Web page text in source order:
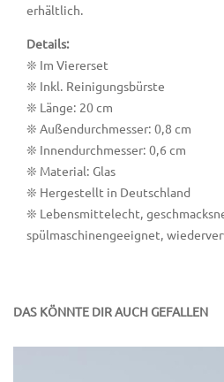
erhältlich.
Details:
❊ Im Viererset
❊ Inkl. Reinigungsbürste
❊ Länge: 20 cm
❊ Außendurchmesser: 0,8 cm
❊ Innendurchmesser: 0,6 cm
❊ Material: Glas
❊ Hergestellt in Deutschland
❊ Lebensmittelecht,
spülmaschinengeeignet,
DAS KÖNNTE DIR AUCH GEFALLEN